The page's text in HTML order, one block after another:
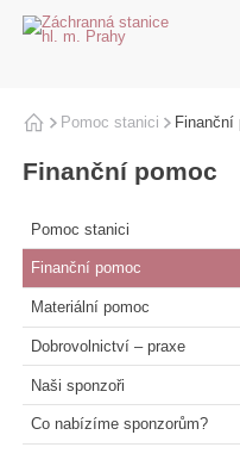
Domů
Pomoc stanici Finanční
Finanční pomoc
Pomoc stanici
Finanční pomoc
Materiální pomoc
Dobrovolnictví – praxe
Naši sponzoři
Co nabízíme sponzorům?